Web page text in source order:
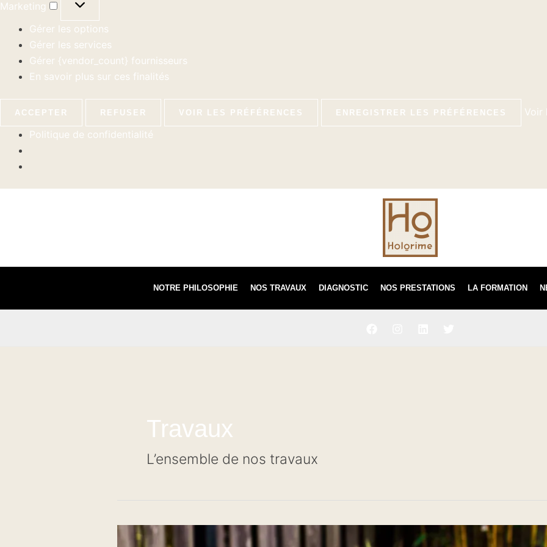
Marketing
Gérer les options
Gérer les services
Gérer {vendor_count} fournisseurs
En savoir plus sur ces finalités
ACCEPTER REFUSER VOIR LES PRÉFÉRENCES ENREGISTRER LES PRÉFÉRENCES
Voir
Politique de confidentialité
NOTRE PHILOSOPHIE NOS TRAVAUX DIAGNOSTIC NOS PRESTATIONS LA FORMATION
Travaux
L’ensemble de nos travaux
Création